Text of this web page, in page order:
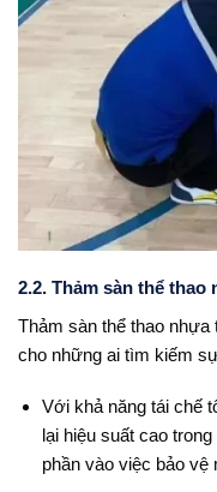
2.2. Thảm sàn thể
Thảm sàn thể thao
cho những ai tìm kiếm
Với khả năng tái chế
lại hiệu suất cao
phần vào việc bảo vệ